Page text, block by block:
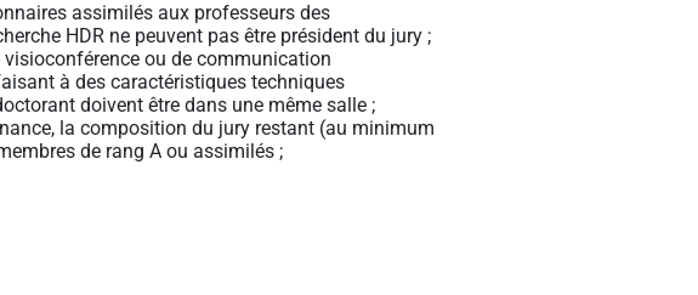
assimilés aux professeurs des
HDR ne peuvent pas être président du jury ;
ou de communication
à des caractéristiques techniques
doivent être dans une même salle ;
la composition du jury restant (au minimum
de rang A ou assimilés ;